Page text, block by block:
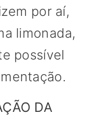
por aí,
limonada,
possível
DA